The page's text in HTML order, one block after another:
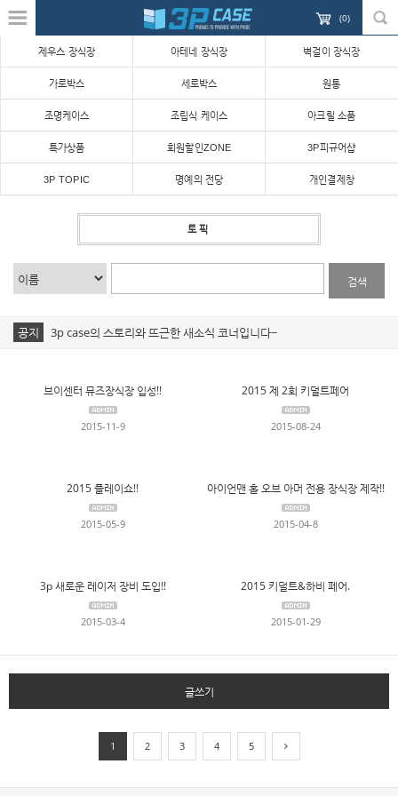
(0)
제우스 장식장 아테네 장식장 벽걸이 장식장
가로박스 세로박스 원통
조명케이스 조립식 케이스 아크릴 소품
특가상품 회원할인ZONE 3P피규어샵
3P TOPIC 명예의 전당 개인결제창
토픽
검색
공지 3p case의 스토리와 뜨근한 새소식 코너입니다~
브이센터 뮤즈장식장 입성!!
2015-11-9
2015 제 2회 키덜트페어
2015-08-24
2015 플레이쇼!!
2015-05-9
아이언맨 홀 오브 아머 전용 장식장 제작!!
2015-04-8
3p 새로운 레이저 장비 도입!!
2015-03-4
2015 키덜트&하비 페어.
2015-01-29
글쓰기
1 2 3 4 5